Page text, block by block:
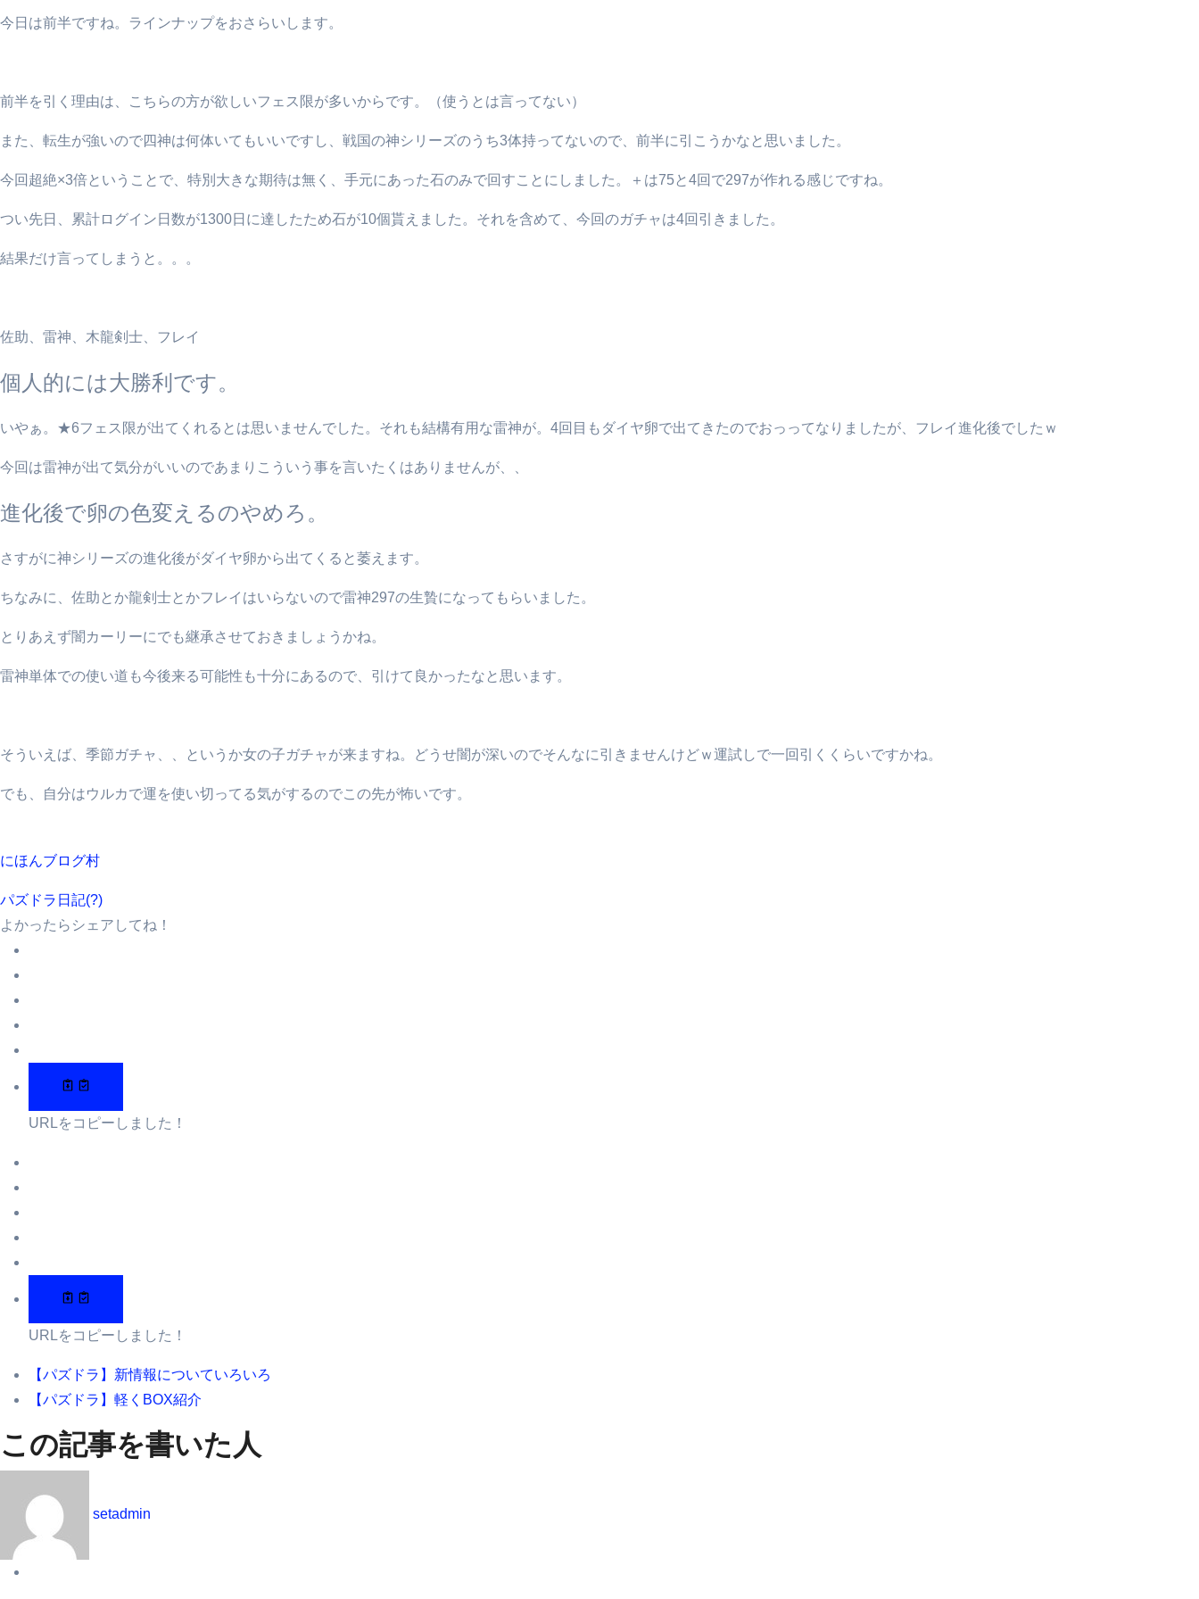
今日は前半ですね。ラインナップをおさらいします。
前半を引く理由は、こちらの方が欲しいフェス限が多いからです。（使うとは言ってない）
また、転生が強いので四神は何体いてもいいですし、戦国の神シリーズのうち3体持ってないので、前半に引こうかなと思いました。
今回超絶×3倍ということで、特別大きな期待は無く、手元にあった石のみで回すことにしました。＋は75と4回で297が作れる感じですね。
つい先日、累計ログイン日数が1300日に達したため石が10個貰えました。それを含めて、今回のガチャは4回引きました。
結果だけ言ってしまうと。。。
佐助、雷神、木龍剣士、フレイ
個人的には大勝利です。
いやぁ。★6フェス限が出てくれるとは思いませんでした。それも結構有用な雷神が。4回目もダイヤ卵で出てきたのでおっってなりましたが、フレイ進化後でしたｗ
今回は雷神が出て気分がいいのであまりこういう事を言いたくはありませんが、、
進化後で卵の色変えるのやめろ。
さすがに神シリーズの進化後がダイヤ卵から出てくると萎えます。
ちなみに、佐助とか龍剣士とかフレイはいらないので雷神297の生贄になってもらいました。
とりあえず闇カーリーにでも継承させておきましょうかね。
雷神単体での使い道も今後来る可能性も十分にあるので、引けて良かったなと思います。
そういえば、季節ガチャ、、というか女の子ガチャが来ますね。どうせ闇が深いのでそんなに引きませんけどｗ運試しで一回引くくらいですかね。
でも、自分はウルカで運を使い切ってる気がするのでこの先が怖いです。
にほんブログ村
パズドラ日記(?)
よかったらシェアしてね！
URLをコピーしました！
URLをコピーしました！
【パズドラ】新情報についていろいろ
【パズドラ】軽くBOX紹介
この記事を書いた人
setadmin